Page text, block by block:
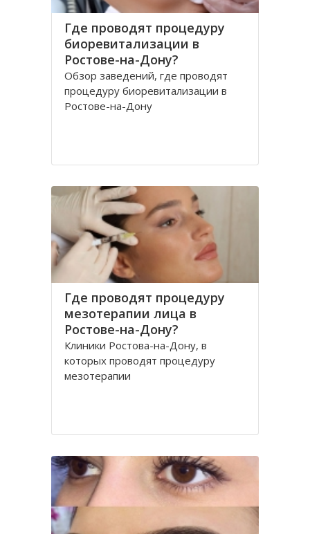
Где проводят процедуру
биоревитализации в
Ростове-на-Дону?
Обзор заведений, где проводят
процедуру биоревитализации в
Ростове-на-Дону
Где проводят процедуру
мезотерапии лица в
Ростове-на-Дону?
Клиники Ростова-на-Дону, в
которых проводят процедуру
мезотерапии